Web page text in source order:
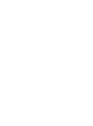
Біблійне